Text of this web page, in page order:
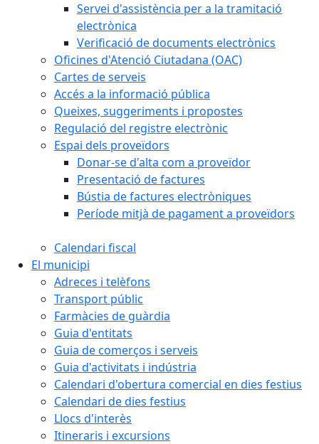
Servei d'assistència per a la tramitació
electrònica
Verificació de documents electrònics
Oficines d'Atenció Ciutadana (OAC)
Cartes de serveis
Accés a la informació pública
Queixes, suggeriments i propostes
Regulació del registre electrònic
Espai dels proveïdors
Donar-se d'alta com a proveïdor
Presentació de factures
Bústia de factures electròniques
Període mitjà de pagament a proveïdors
Calendari fiscal
El municipi
Adreces i telèfons
Transport públic
Farmàcies de guàrdia
Guia d'entitats
Guia de comerços i serveis
Guia d'activitats i indústria
Calendari d'obertura comercial en dies festius
Calendari de dies festius
Llocs d'interès
Itineraris i excursions